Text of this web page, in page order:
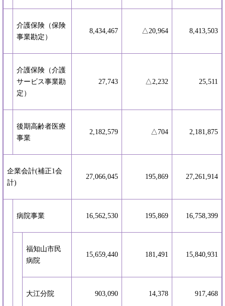
介護保険（保険
事業勘定）
8,434,467 △20,964 8,413,503
介護保険（介護
サービス事業勘
定）
27,743 △2,232 25,511
後期高齢者医療
事業
2,182,579 △704 2,181,875
企業会計(補正1会
計)
27,066,045 195,869 27,261,914
病院事業 16,562,530 195,869 16,758,399
福知山市民
病院
15,659,440 181,491 15,840,931
大江分院 903,090 14,378 917,468